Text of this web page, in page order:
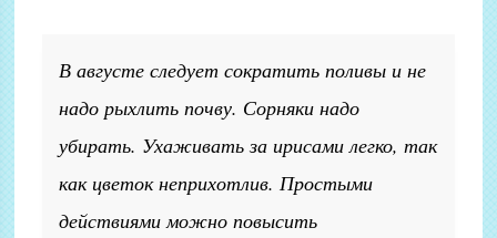
В августе следует сократить поливы и не
надо рыхлить почву. Сорняки надо
убирать. Ухаживать за ирисами легко, так
как цветок неприхотлив. Простыми
действиями можно повысить